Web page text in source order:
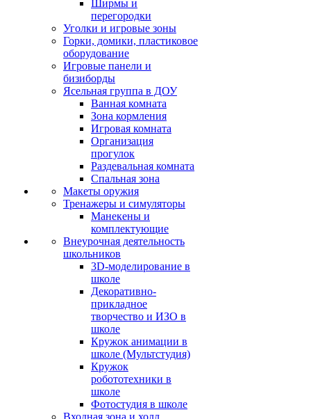
Ширмы и
перегородки
Уголки и игровые зоны
Горки, домики, пластиковое
оборудование
Игровые панели и
бизиборды
Ясельная группа в ДОУ
Ванная комната
Зона кормления
Игровая комната
Организация
прогулок
Раздевальная комната
Спальная зона
Макеты оружия
Тренажеры и симуляторы
Манекены и
комплектующие
Внеурочная деятельность
школьников
3D-моделирование в
школе
Декоративно-
прикладное
творчество и ИЗО в
школе
Кружок анимации в
школе (Мультстудия)
Кружок
робототехники в
школе
Фотостудия в школе
Входная зона и холл